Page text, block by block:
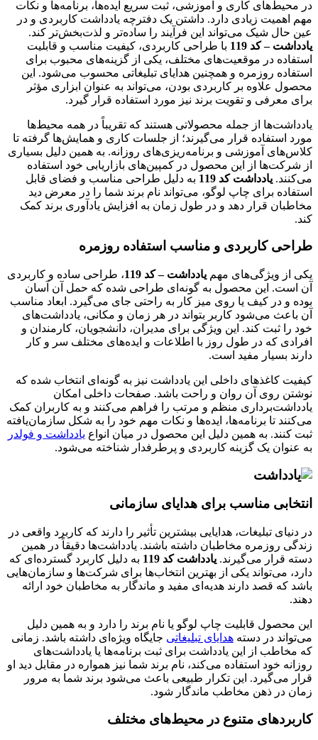
در محیط‌های کاری و آموزشی، ثبت سریع ایده‌ها، برنامه‌ها و نکات
مهم اهمیت زیادی دارد. داشتن یک دفترچه یادداشت کاربردی و در
عین حال شیک می‌تواند این فرآیند را ساده‌تر و لذت‌بخش‌تر کند.
یادداشت – کد 119
با طراحی کاربردی، کیفیت مناسب و قابلیت
استفاده در موقعیت‌های مختلف، یکی از گزینه‌های محبوب برای
استفاده روزمره و همچنین هدایای تبلیغاتی محسوب می‌شود. این
محصول علاوه بر کاربردی بودن، می‌تواند به عنوان ابزاری مؤثر
برای معرفی و تقویت برند نیز مورد استفاده قرار گیرد.
یادداشت‌ها از جمله محصولاتی هستند که تقریباً در همه محیط‌ها
مورد استفاده قرار می‌گیرند؛ از جلسات کاری و همایش‌ها گرفته تا
کلاس‌های آموزشی و برنامه‌ریزی‌های روزانه. به همین دلیل بسیاری
از شرکت‌ها از این محصول در کمپین‌های بازاریابی خود استفاده
می‌کنند. یادداشت کد 119
به دلیل طراحی مناسب و فضای قابل
استفاده برای چاپ لوگو، می‌تواند نام برند شما را در معرض دید
مخاطبان قرار دهد و در طول زمان به افزایش یادآوری برند کمک
کند.
طراحی کاربردی و مناسب استفاده روزمره
یکی از ویژگی‌های مهم یادداشت – کد 119
، طراحی ساده و کاربردی
آن است. این محصول به گونه‌ای طراحی شده که حمل آن آسان
بوده و در کیف یا روی میز کار به راحتی جای می‌گیرد. ابعاد مناسب
آن باعث می‌شود کاربر بتواند در هر زمان و مکانی، یادداشت‌های
خود را ثبت کند. این ویژگی برای مدیران، دانشجویان، کارمندان و
افرادی که در طول روز با اطلاعات و ایده‌های مختلف سر و کار
دارند بسیار مفید است.
کیفیت کاغذهای داخلی این یادداشت نیز به گونه‌ای انتخاب شده که
نوشتن روی آن روان و راحت باشد. صفحات داخلی امکان
یادداشت‌برداری منظم و مرتب را فراهم می‌کنند و به کاربران کمک
می‌کنند تا برنامه‌ها، ایده‌ها و نکات مهم خود را به شکل سازمان‌یافته
ثبت کنند. به همین دلیل این محصول در میان انواع یادداشت و فولدر
به عنوان یک گزینه کاربردی و پرطرفدار شناخته می‌شود.
انتخابی مناسب برای هدایای سازمانی
در دنیای تبلیغات، هدایایی بیشترین تأثیر را دارند که کاربرد واقعی در
زندگی روزمره مخاطبان داشته باشند. یادداشت‌ها دقیقاً در همین
دسته قرار می‌گیرند. یادداشت کد 119
به دلیل کاربرد گسترده‌ای که
دارد، می‌تواند یکی از بهترین انتخاب‌ها برای شرکت‌ها و سازمان‌هایی
باشد که قصد دارند هدیه‌ای مفید و ماندگار به مخاطبان خود ارائه
دهند.
این محصول قابلیت چاپ لوگو یا نام برند را دارد و به همین دلیل
می‌تواند در دسته هدایای تبلیغاتی جایگاه ویژه‌ای داشته باشد. زمانی
که مخاطب از این یادداشت برای ثبت برنامه‌ها یا یادداشت‌های
روزانه خود استفاده می‌کند، نام برند شما نیز همواره در مقابل دید او
قرار می‌گیرد. این تکرار طبیعی باعث می‌شود برند شما به مرور
زمان در ذهن مخاطب ماندگار شود.
کاربردهای متنوع در محیط‌های مختلف